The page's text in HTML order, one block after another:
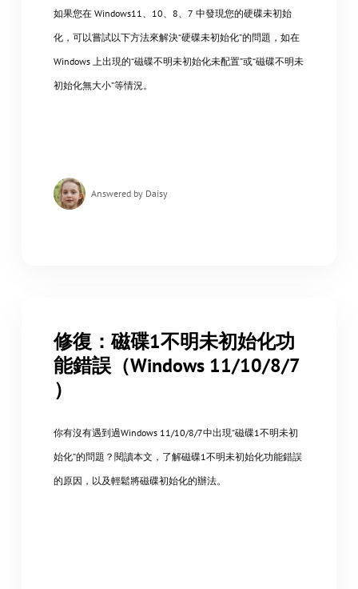
如果您在 Windows11、10、8、7 中發現您的硬碟未初始
化，可以嘗試以下方法來解決“硬碟未初始化”的問題，如在
Windows 上出現的“磁碟不明未初始化未配置”或“磁碟不明未
初始化無大小”等情況。
Answered by Daisy
修復：磁碟1不明未初始化功
能錯誤（Windows 11/10/8/7
）
你有沒有遇到過Windows 11/10/8/7中出現“磁碟1不明未初
始化”的問題？閱讀本文，了解磁碟1不明未初始化功能錯誤
的原因，以及輕鬆將磁碟初始化的辦法。